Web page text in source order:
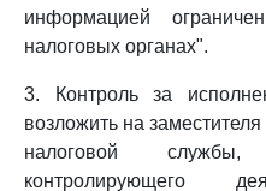
информацией
налоговых органах".
3. Контроль за
возложить на
налоговой
контролирующего